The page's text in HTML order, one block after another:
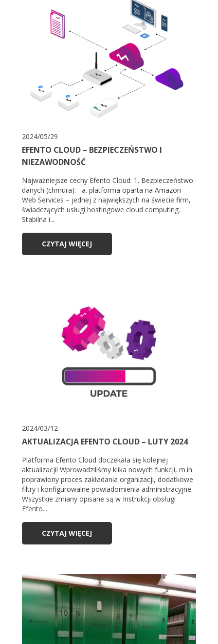
2024/05/29
EFENTO CLOUD – BEZPIECZEŃSTWO I
NIEZAWODNOŚĆ
Najważniejsze cechy Efento Cloud: 1. Bezpieczeństwo
danych (chmura): a. platforma oparta na Amazon
Web Services – jednej z największych na świecie firm,
świadczących usługi hostingowe cloud computing.
Stabilna i...
CZYTAJ WIĘCEJ
2024/03/12
AKTUALIZACJA EFENTO CLOUD – LUTY 2024
Platforma Efento Cloud doczekała się kolejnej
aktualizacji! Wprowadziliśmy klika nowych funkcji, m.in.
poprawiony proces zakładania organizacji, dodatkowe
filtry i konfigurowalne powiadomienia administracyjne.
Wszystkie zmiany opisane są w Instrukcji obsługi
Efento...
CZYTAJ WIĘCEJ